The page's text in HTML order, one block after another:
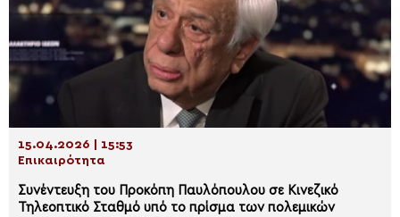
15.04.2026 | 15:53
Επικαιρότητα
Συνέντευξη του Προκόπη Παυλόπουλου σε Κινεζικό
Τηλεοπτικό Σταθμό υπό το πρίσμα των πολεμικών